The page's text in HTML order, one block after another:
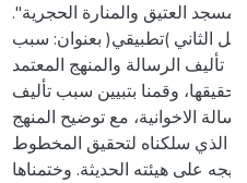
العتيق والمنارة الحجرية".
الثاني )تطبيقي( بعنوان: سبب
تأليف الرسالة والمنهج المعتمد
لتحقيقها، وقمنا بتبيين سبب تأليف
الاخوانية، مع توضيح المنهج
الذي سلكناه لتحقيق المخطوط
على هيئته الحديثة. وختمناها